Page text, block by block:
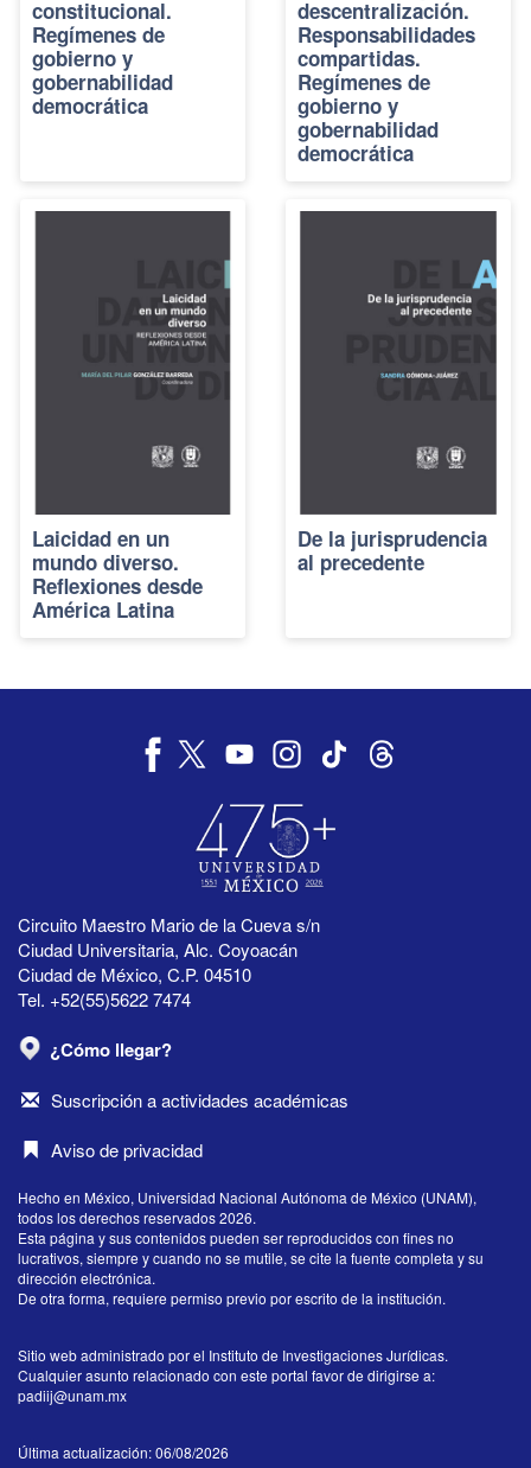
constitucional.
Regímenes de
gobierno y
gobernabilidad
democrática
descentralización.
Responsabilidades
compartidas.
Regímenes de
gobierno y
gobernabilidad
democrática
Laicidad en un
mundo diverso.
Reflexiones desde
América Latina
De la jurisprudencia
al precedente
Circuito Maestro Mario de la Cueva s/n
Ciudad Universitaria, Alc. Coyoacán
Ciudad de México, C.P. 04510
Tel. +52(55)5622 7474
¿Cómo llegar?
Suscripción a actividades académicas
Aviso de privacidad
Hecho en México, Universidad Nacional Autónoma de México (UNAM),
todos los derechos reservados 2026.
Esta página y sus contenidos pueden ser reproducidos con fines no
lucrativos, siempre y cuando no se mutile, se cite la fuente completa y su
dirección electrónica.
De otra forma, requiere permiso previo por escrito de la institución.
Sitio web administrado por el Instituto de Investigaciones Jurídicas.
Cualquier asunto relacionado con este portal favor de dirigirse a:
padiij@unam.mx
Última actualización: 06/08/2026